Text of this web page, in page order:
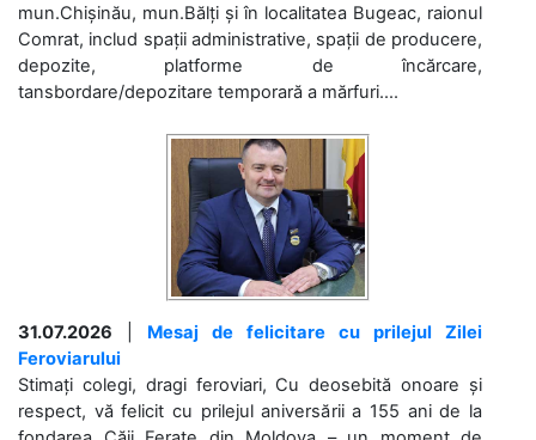
mun.Chișinău, mun.Bălți și în localitatea Bugeac, raionul
Comrat, includ spații administrative, spații de producere,
depozite, platforme de încărcare,
tansbordare/depozitare temporară a mărfuri....
31.07.2026
Mesaj de felicitare cu prilejul Zilei
Feroviarului
Stimați colegi, dragi feroviari, Cu deosebită onoare și
respect, vă felicit cu prilejul aniversării a 155 ani de la